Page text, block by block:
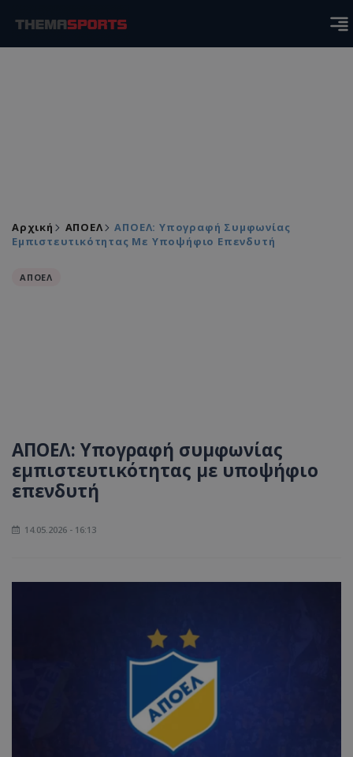
Αρχική ΑΠΟΕΛ
ΑΠΟΕΛ: Υπογραφή Συμφωνίας
Εμπιστευτικότητας Με Υποψήφιο Επενδυτή
ΑΠΟΕΛ
ΑΠΟΕΛ: Υπογραφή συμφωνίας
εμπιστευτικότητας με υποψήφιο
επενδυτή
14.05.2026 - 16:13